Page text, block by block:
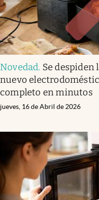
Novedad. Se despiden
nuevo
completo en minutos
jueves, 16 de Abril de 2026